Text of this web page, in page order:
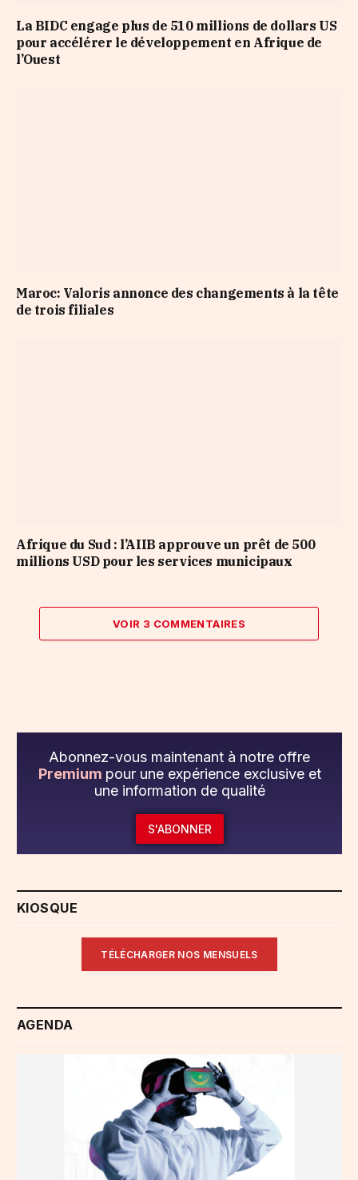
La BIDC engage plus de 510 millions de dollars US
pour accélérer le développement en Afrique de
l’Ouest
Maroc: Valoris annonce des changements à la tête
de trois filiales
Afrique du Sud : l’AIIB approuve un prêt de 500
millions USD pour les services municipaux
VOIR 3 COMMENTAIRES
Abonnez-vous maintenant à notre offre
Premium pour une expérience exclusive et
une information de qualité
S'ABONNER
KIOSQUE
TÉLÉCHARGER NOS MENSUELS
AGENDA